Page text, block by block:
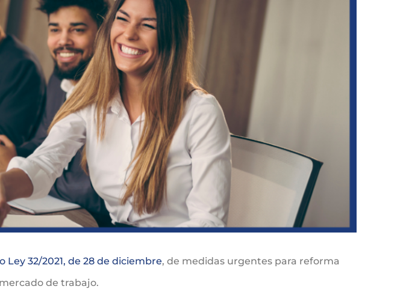
Ley 32/2021, de 28 de diciembre, de medidas urgentes para reforma
de trabajo.